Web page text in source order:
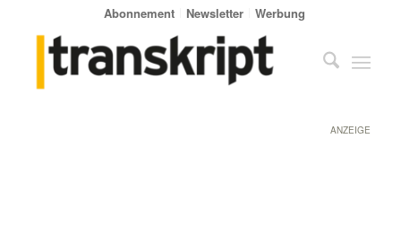
Abonnement Newsletter Werbung
ANZEIGE